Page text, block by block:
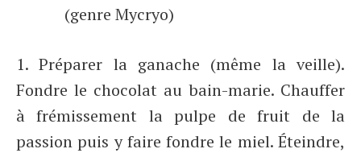
(genre Mycryo)
1. Préparer la ganache (même la veille).
Fondre le chocolat au bain-marie. Chauffer
à frémissement la pulpe de fruit de la
passion puis y faire fondre le miel. Éteindre,